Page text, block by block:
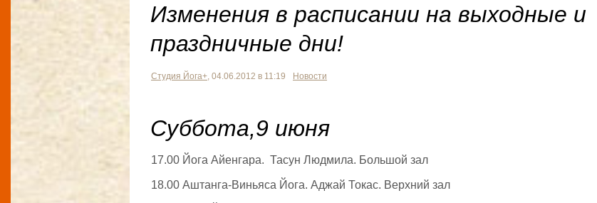
Изменения в расписании на выходные и
праздничные дни!
Студия Йога+ , 04.06.2012 в 11:19 Новости
Суббота,9 июня
17.00 Йога Айенгара. Тасун Людмила. Большой зал
18.00 Аштанга-Виньяса Йога. Аджай Токас. Верхний зал